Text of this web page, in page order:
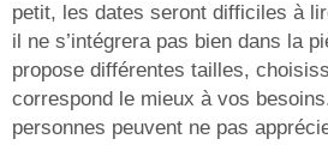
petit, les dates seront difficiles à
il ne s’intégrera pas bien dans la
propose différentes tailles,
correspond le mieux à vos
personnes peuvent ne pas